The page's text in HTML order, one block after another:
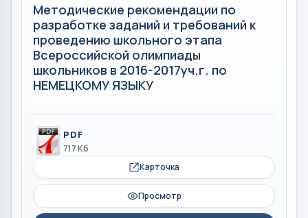
Методические рекомендации по
разработке заданий и требований к
проведению школьного этапа
Всероссийской олимпиады
школьников в 2016-2017уч.г. по
НЕМЕЦКОМУ ЯЗЫКУ
PDF
717 Кб
Карточка
Просмотр